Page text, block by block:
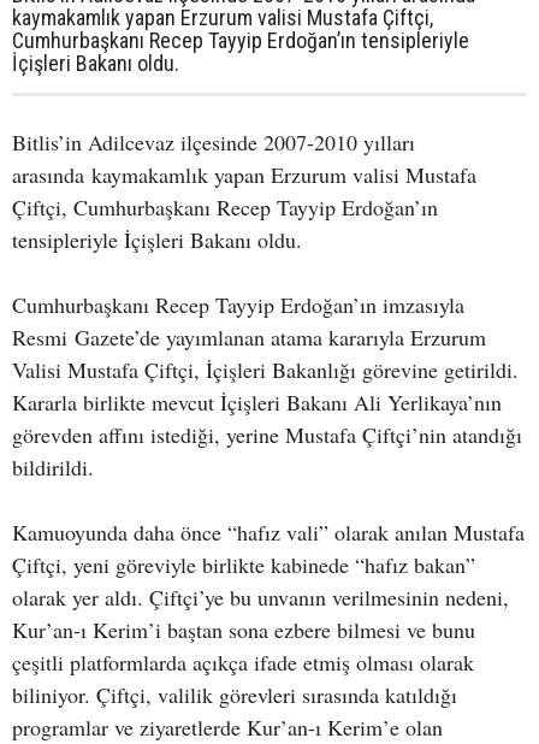
kaymakamlık yapan Erzurum valisi Mustafa Çiftçi,
Cumhurbaşkanı Recep Tayyip Erdoğan’ın tensipleriyle
İçişleri Bakanı oldu.
Bitlis’in Adilcevaz ilçesinde 2007-2010 yılları
arasında kaymakamlık yapan Erzurum valisi Mustafa
Çiftçi, Cumhurbaşkanı Recep Tayyip Erdoğan’ın
tensipleriyle İçişleri Bakanı oldu.
Cumhurbaşkanı Recep Tayyip Erdoğan’ın imzasıyla
Resmi Gazete’de yayımlanan atama kararıyla Erzurum
Valisi Mustafa Çiftçi, İçişleri Bakanlığı görevine getirildi.
Kararla birlikte mevcut İçişleri Bakanı Ali Yerlikaya’nın
görevden affını istediği, yerine Mustafa Çiftçi’nin atandığı
bildirildi.
Kamuoyunda daha önce “hafız vali” olarak anılan Mustafa
Çiftçi, yeni göreviyle birlikte kabinede “hafız bakan”
olarak yer aldı. Çiftçi’ye bu unvanın verilmesinin nedeni,
Kur’an-ı Kerim’i baştan sona ezbere bilmesi ve bunu
çeşitli platformlarda açıkça ifade etmiş olması olarak
biliniyor. Çiftçi, valilik görevleri sırasında katıldığı
programlar ve ziyaretlerde Kur’an-ı Kerim’e olan